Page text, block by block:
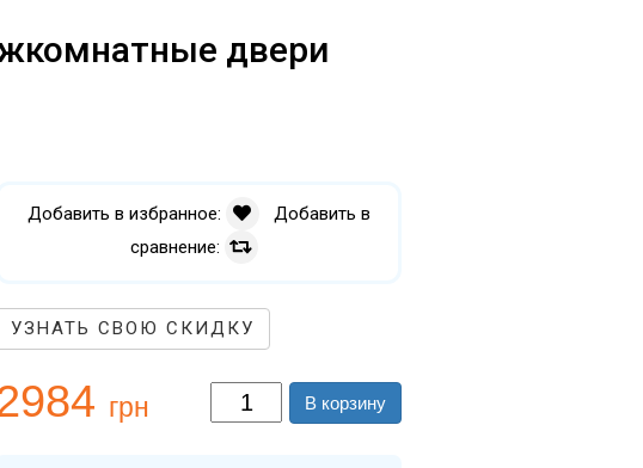
двери
Добавить в избранное:
Добавить в
сравнение:
УЗНАТЬ СВОЮ СКИДКУ
грн В корзину